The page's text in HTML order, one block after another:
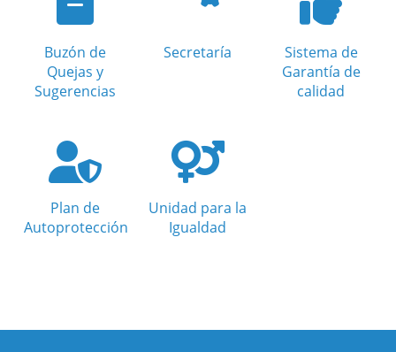
Buzón de
Quejas y
Sugerencias
Secretaría
Sistema de
Garantía de
calidad
Plan de
Autoprotección
Unidad para la
Igualdad